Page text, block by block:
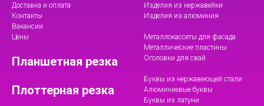
Доставка и оплата
Контакты
Вакансии
Цены
Планшетная резка
Плоттерная резка
Изделия из нержавейки
Изделия из алюминия
Металлокассеты для фасада
Металлические пластины
Оголовки для свай
Буквы из нержавеющей стали
Алюминиевые буквы
Буквы из латуни